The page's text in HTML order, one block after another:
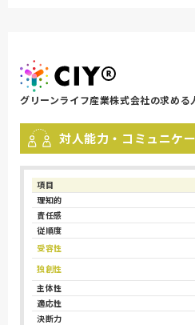
グリーンライフ産業株式会社の求める
対人能力・コミュニケ
項目
理知的
責任感
従順度
受容性
独創性
主体性
適応性
決断力